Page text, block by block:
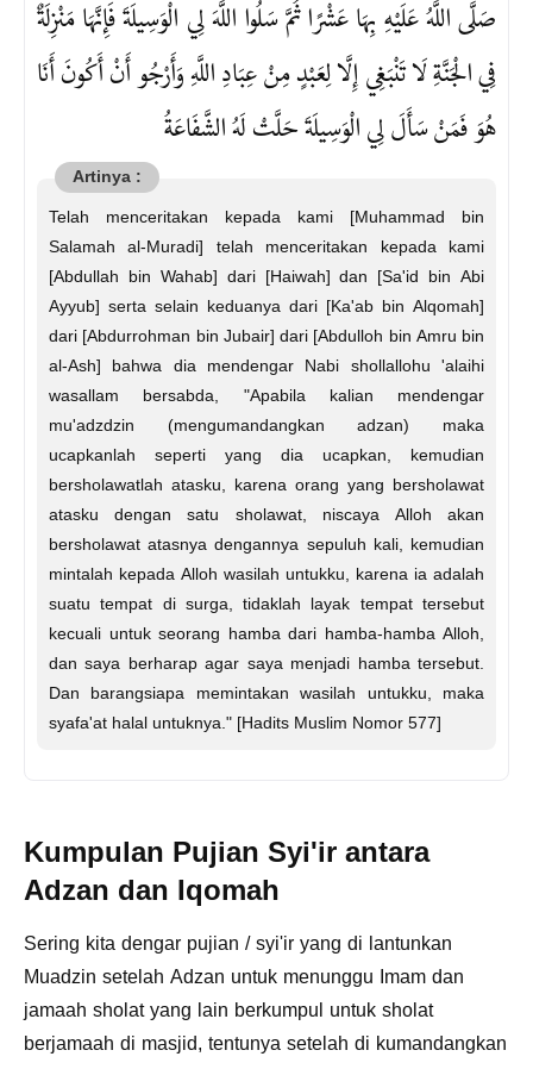
صَلَّى اللَّهُ عَلَيْهِ بِهَا عَشْرًا ثُمَّ سَلُوا اللَّهَ لِي الْوَسِيلَةَ فَإِنَّهَا مَنْزِلَةٌ
فِي الْجَنَّةِ لَا تَنْبَغِي إِلَّا لِعَبْدٍ مِنْ عِبَادِ اللَّهِ وَأَرْجُو أَنْ أَكُونَ أَنَا
هُوَ فَمَنْ سَأَلَ لِي الْوَسِيلَةَ حَلَّتْ لَهُ الشَّفَاعَةُ
Telah menceritakan kepada kami [Muhammad bin
Salamah al-Muradi] telah menceritakan kepada kami
[Abdullah bin Wahab] dari [Haiwah] dan [Sa'id bin Abi
Ayyub] serta selain keduanya dari [Ka'ab bin Alqomah]
dari [Abdurrohman bin Jubair] dari [Abdulloh bin Amru bin
al-Ash] bahwa dia mendengar Nabi shollallohu 'alaihi
wasallam bersabda, "Apabila kalian mendengar
mu'adzdzin (mengumandangkan adzan) maka
ucapkanlah seperti yang dia ucapkan, kemudian
bersholawatlah atasku, karena orang yang bersholawat
atasku dengan satu sholawat, niscaya Alloh akan
bersholawat atasnya dengannya sepuluh kali, kemudian
mintalah kepada Alloh wasilah untukku, karena ia adalah
suatu tempat di surga, tidaklah layak tempat tersebut
kecuali untuk seorang hamba dari hamba-hamba Alloh,
dan saya berharap agar saya menjadi hamba tersebut.
Dan barangsiapa memintakan wasilah untukku, maka
syafa'at halal untuknya." [Hadits Muslim Nomor 577]
Kumpulan Pujian Syi'ir antara
Adzan dan Iqomah
Sering kita dengar pujian / syi'ir yang di lantunkan
Muadzin setelah Adzan untuk menunggu Imam dan
jamaah sholat yang lain berkumpul untuk sholat
berjamaah di masjid, tentunya setelah di kumandangkan